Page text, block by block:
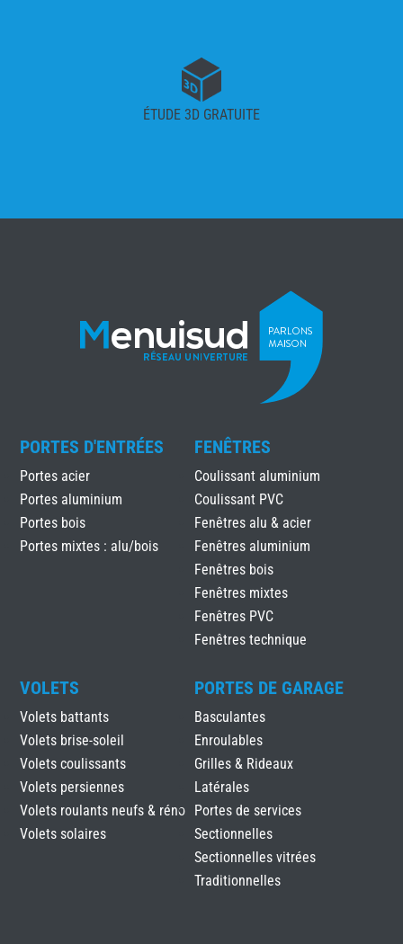
ÉTUDE 3D GRATUITE
PORTES D'ENTRÉES
Portes acier
Portes aluminium
Portes bois
Portes mixtes : alu/bois
FENÊTRES
Coulissant aluminium
Coulissant PVC
Fenêtres alu & acier
Fenêtres aluminium
Fenêtres bois
Fenêtres mixtes
Fenêtres PVC
Fenêtres technique
VOLETS
Volets battants
Volets brise-soleil
Volets coulissants
Volets persiennes
Volets roulants neufs & réno
Volets solaires
PORTES DE GARAGE
Basculantes
Enroulables
Grilles & Rideaux
Latérales
Portes de services
Sectionnelles
Sectionnelles vitrées
Traditionnelles